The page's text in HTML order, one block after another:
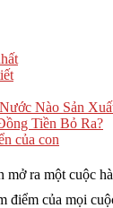
Nào Sản
Tiền Bỏ Ra?
của con
ra một cuộc
của mọi